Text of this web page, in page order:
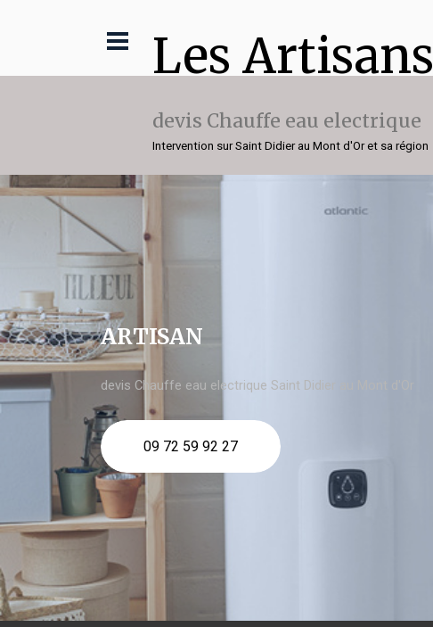
Les Artisans
devis Chauffe eau electrique
Intervention sur Saint Didier au Mont d'Or et sa région
ARTISAN
devis Chauffe eau electrique Saint Didier au Mont d'Or
09 72 59 92 27